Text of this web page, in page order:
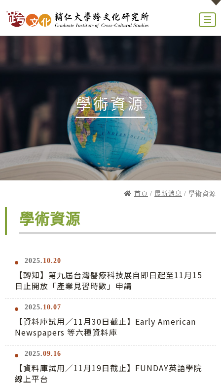
學術資源
首頁 / 最新消息 / 學術資源
學術資源
2025. 10.20
【轉知】第九屆台灣醫療科技展自即日起至11月15
日止開放「產業見習時數」申請
2025. 10.07
【資料庫試用／11月30日截止】Early American
Newspapers 等六種資料庫
2025.09.16
【資料庫試用／11月19日截止】FUNDAY英語學院
線上平台